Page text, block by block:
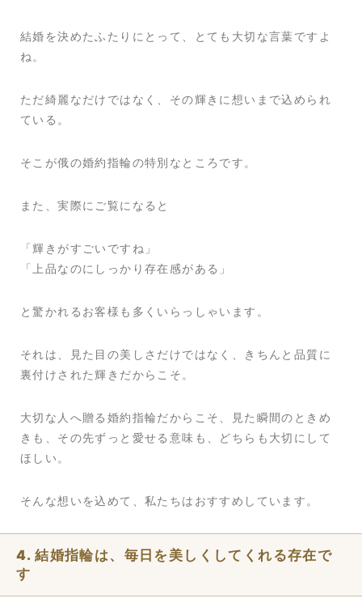
結婚を決めたふたりにとって、とても大切な言葉ですよ
ね。
ただ綺麗なだけではなく、その輝きに想いまで込められ
ている。
そこが俄の婚約指輪の特別なところです。
また、実際にご覧になると
「輝きがすごいですね」
「上品なのにしっかり存在感がある」
と驚かれるお客様も多くいらっしゃいます。
それは、見た目の美しさだけではなく、きちんと品質に
裏付けされた輝きだからこそ。
大切な人へ贈る婚約指輪だからこそ、見た瞬間のときめ
きも、その先ずっと愛せる意味も、どちらも大切にして
ほしい。
そんな想いを込めて、私たちはおすすめしています。
4. 結婚指輪は、毎日を美しくしてくれる存在で
す